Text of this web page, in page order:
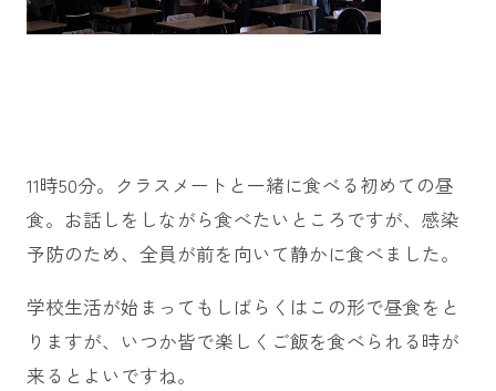
11時50分。クラスメートと一緒に食べる初めての昼
食。お話しをしながら食べたいところですが、感染
予防のため、全員が前を向いて静かに食べました。
学校生活が始まってもしばらくはこの形で昼食をと
りますが、いつか皆で楽しくご飯を食べられる時が
来るとよいですね。